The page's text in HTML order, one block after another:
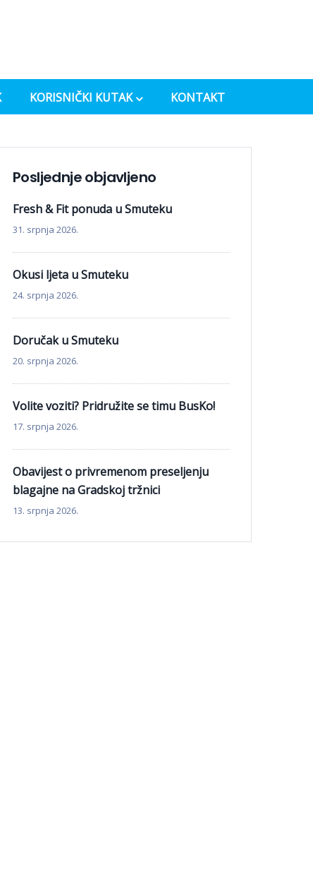
KORISNIČKI KUTAK KONTAKT
Posljednje objavljeno
Fresh & Fit ponuda u Smuteku
31. srpnja 2026.
Okusi ljeta u Smuteku
24. srpnja 2026.
Doručak u Smuteku
20. srpnja 2026.
Volite voziti? Pridružite se timu BusKo!
17. srpnja 2026.
Obavijest o privremenom preseljenju
blagajne na Gradskoj tržnici
13. srpnja 2026.